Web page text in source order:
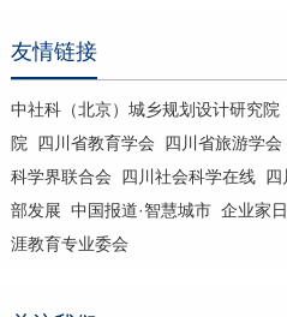
友情链接
中社科（北京）城乡规划设计研究院
院
四川省教育学会 四川省旅游学会
科学界联合会
四川社会科学在线 四
部发展 中国报道·智慧城市 企业家
涯教育专业委会